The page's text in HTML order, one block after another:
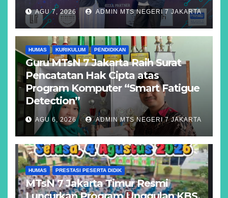
AGU 7, 2026 ADMIN MTS NEGERI 7 JAKARTA
HUMAS KURIKULUM PENDIDIKAN
Guru MTsN 7 Jakarta Raih Surat
Pencatatan Hak Cipta atas
Program Komputer “Smart Fatigue
Detection”
AGU 6, 2026 ADMIN MTS NEGERI 7 JAKARTA
HUMAS PRESTASI PESERTA DIDIK
MTsN 7 Jakarta Timur Resmi